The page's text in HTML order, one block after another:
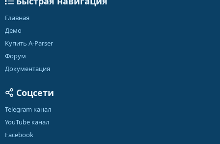
Главная
Демо
Купить A-Parser
Форум
Документация
Соцсети
Telegram канал
YouTube канал
Facebook